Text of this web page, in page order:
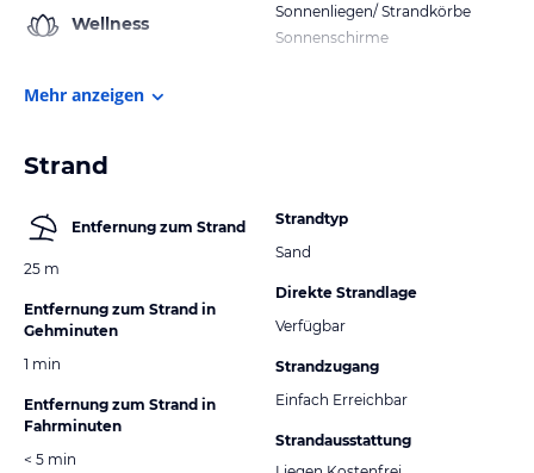
Wellness
Sonnenliegen/ Strandkörbe
Sonnenschirme
Mehr anzeigen
Strand
Entfernung zum Strand
25 m
Entfernung zum Strand in
Gehminuten
1 min
Entfernung zum Strand in
Fahrminuten
< 5 min
Strandtyp
Sand
Direkte Strandlage
Verfügbar
Strandzugang
Einfach Erreichbar
Strandausstattung